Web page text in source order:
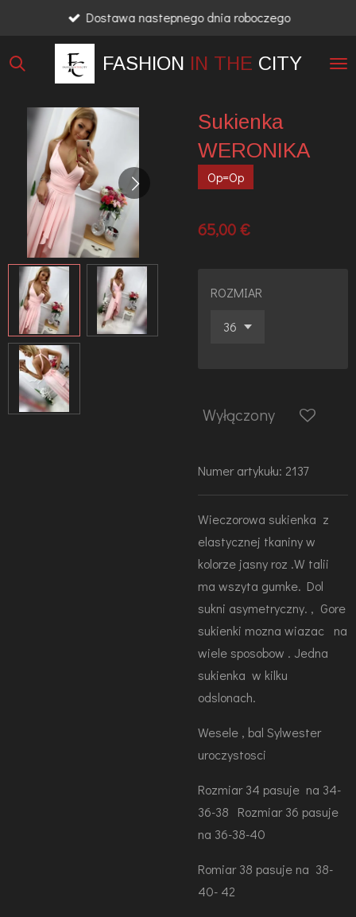
głównej
FASHION IN THE CITY
Dostawa nastepnego dnia roboczego
Sukienka
WERONIKA
Op=Op
65,00 €
ROZMIAR
Wyłączony
Numer artykułu: 2137
Wieczorowa sukienka z
elastycznej tkaniny w
kolorze jasny roz .W talii
ma wszyta gumke. Dol
sukni asymetryczny. , Gore
sukienki mozna wiazac na
wiele sposobow . Jedna
sukienka w kilku
odslonach.
Wesele , bal Sylwester
uroczystosci
Rozmiar 34 pasuje na 34-
36-38 Rozmiar 36 pasuje
na 36-38-40
Romiar 38 pasuje na 38-
40- 42